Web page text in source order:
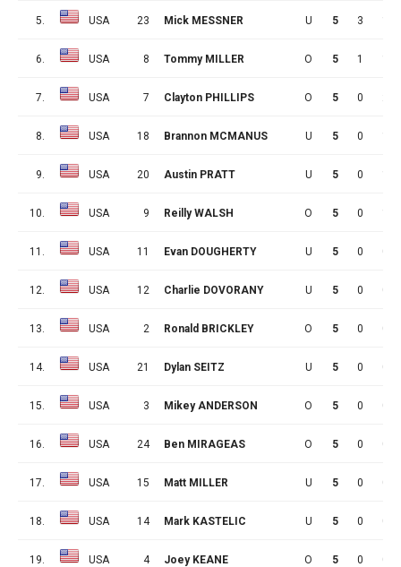
5. USA 23 Mick MESSNER U 5 3
6. USA 8 Tommy MILLER O 5 1
7. USA 7 Clayton PHILLIPS O 5 0 2
8. USA 18 Brannon MCMANUS U 5 0
9. USA 20 Austin PRATT U 5 0
10. USA 9 Reilly WALSH O 5 0
11. USA 11 Evan DOUGHERTY U 5 0 0
12. USA 12 Charlie DOVORANY U 5 0 0
13. USA 2 Ronald BRICKLEY O 5 0 0
14. USA 21 Dylan SEITZ U 5 0 0
15. USA 3 Mikey ANDERSON O 5 0 0
16. USA 24 Ben MIRAGEAS O 5 0 0
17. USA 15 Matt MILLER U 5 0 0
18. USA 14 Mark KASTELIC U 5 0 0
19. USA 4 Joey KEANE O 5 0 0